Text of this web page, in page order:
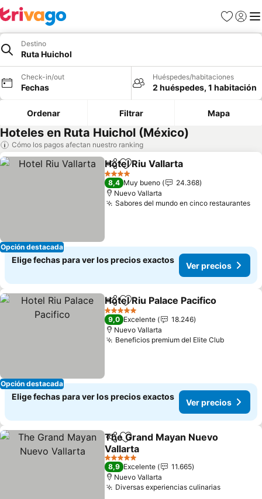
Favoritos
Iniciar
Destino
Ruta Huichol
Check-in/out
Fechas
Huéspedes/habitaciones
2 huéspedes, 1 habitación
Ordenar Filtrar Mapa
Hoteles en Ruta Huichol (México)
Cómo los pagos afectan nuestro ranking
Opción destacada
CompartirAgregar a favoritos
Hotel Riu Vallarta
4 Estrellas
8,4 Muy bueno
24.368
Nuevo Vallarta
Sabores del mundo en cinco restaurantes
Elige fechas para ver los precios exactos
Ver precios
Opción destacada
CompartirAgregar a favoritos
Hotel Riu Palace Pacifico
5 Estrellas
9,0 Excelente
18.246
Nuevo Vallarta
Beneficios premium del Elite Club
Elige fechas para ver los precios exactos
Ver precios
Compartir
Agregar a favoritos
The Grand Mayan Nuevo
Vallarta
5 Estrellas
8,9 Excelente
11.665
Nuevo Vallarta
Diversas experiencias culinarias